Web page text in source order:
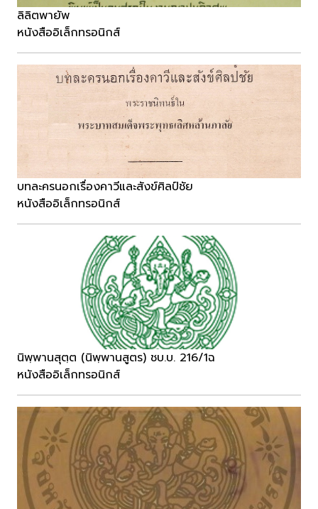
ลิลิตพายัพ
หนังสืออิเล็กทรอนิกส์
บทละครนอกเรื่องคาวีและสังข์ศิลป์ชัย
หนังสืออิเล็กทรอนิกส์
นิพฺพานสุตฺต (นิพฺพานสูตร) ชบ.บ. 216/1ฉ
หนังสืออิเล็กทรอนิกส์